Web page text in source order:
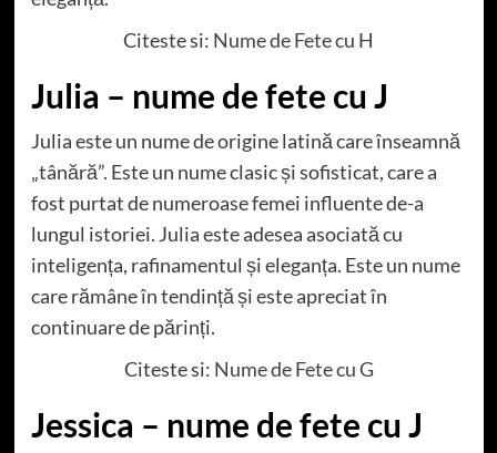
Citeste si: Nume de Fete cu H
Julia – nume de fete cu J
Julia este un nume de origine latină care înseamnă
„tânără”. Este un nume clasic și sofisticat, care a
fost purtat de numeroase femei influente de-a
lungul istoriei. Julia este adesea asociată cu
inteligența, rafinamentul și eleganța. Este un nume
care rămâne în tendință și este apreciat în
continuare de părinți.
Citeste si: Nume de Fete cu G
Jessica – nume de fete cu J